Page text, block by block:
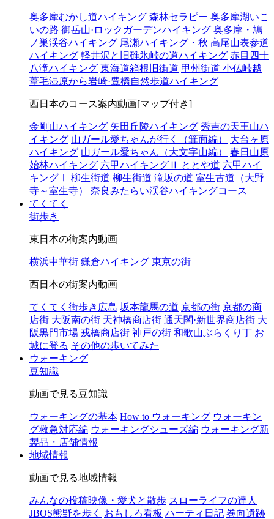
奥多摩むかし道ハイキング 森林セラピー 奥多摩湖いこ
いの路 御岳山·ロックガーデンハイキング 奥多摩・鳩
ノ巣渓谷ハイキング 尾瀬ハイキング・秋 高尾山表参道
ハイキング 軽井沢と旧碓氷峠の道ハイキング 赤目四十
八滝ハイキング 東海道箱根旧街道 甲州街道 小仏峠越
葦毛湿原から岩崎·豊橋自然歩道ハイキング
西日本のコース案内動画[マップ付き]
金剛山ハイキング 矢田丘陵ハイキング 秀吉の天王山ハ
イキング 山ガール愛ちゃんが行く（箕面編）
大台ヶ原
ハイキング 山ガール愛ちゃん（大文字山編）
春日山原
始林ハイキング 六甲ハイキングⅡ ととや道 六甲ハイ
キングⅠ
柳生街道 柳生街道 滝坂の道 室生古道（大野
寺～室生寺）
奈良みたらい渓谷ハイキングコース
てくてく
街歩き
東日本の街案内動画
横浜中華街 鎌倉ハイキング 東京の街
西日本の街案内動画
てくてく街歩き広島 坂本龍馬の道 京都の街 京都の商
店街 大阪南の街 天神橋商店街 通天閣·新世界商店街 大
阪黒門市場 戎橋商店街 神戸の街 和歌山ぶらくり丁 お
城に登る その他の歩いてみた
ウォーキング
豆知識
動画で見る豆知識
ウォーキングの基本 How to ウォーキング ウォーキン
グ救急対応編 ウォーキングシューズ編 ウォーキング新
製品・店舗情報
地域情報
動画で見る地域情報
みんなの投稿映像・愛犬と散歩 スローライフの達人
JBOS熊野を歩く
おもしろ看板 ハーティ日記 巻向遺跡